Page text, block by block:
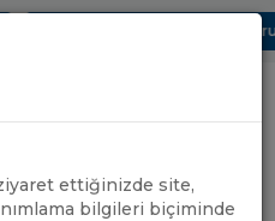
UND, Yunanistan Vize
Derneği
GİRİŞ YAP
ettiğinizde site,
bilgileri biçiminde